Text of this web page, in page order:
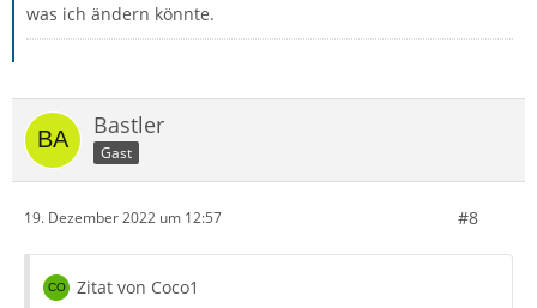
was ich ändern könnte.
Bastler
Gast
19. Dezember 2022 um 12:57 #8
Zitat von Coco1